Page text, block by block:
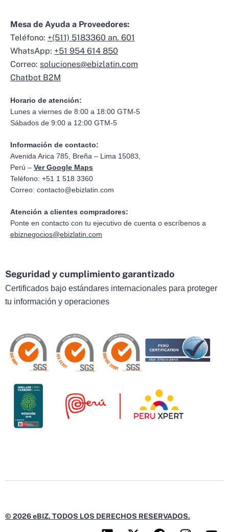
Mesa de Ayuda a Proveedores:
Teléfono: +(511) 5183360 an. 601
WhatsApp: +51 954 614 850
Correo: soluciones@ebizlatin.com
Chatbot B2M
Horario de atención:
Lunes a viernes de 8:00 a 18:00 GTM-5
Sábados de 9:00 a 12:00 GTM-5
Información de contacto:
Avenida Arica 785, Breña – Lima 15083,
Perú – Ver Google Maps
Teléfono: +51 1 518 3360
Correo: contacto@ebizlatin.com
Atención a clientes compradores:
Ponte en contacto con tu ejecutivo de cuenta o escríbenos a
ebiznegocios@ebizlatin.com
Seguridad y cumplimiento garantizado
Certificados bajo estándares internacionales para proteger
tu información y operaciones
© 2026 eBIZ. TODOS LOS DERECHOS RESERVADOS.
L X F I Y